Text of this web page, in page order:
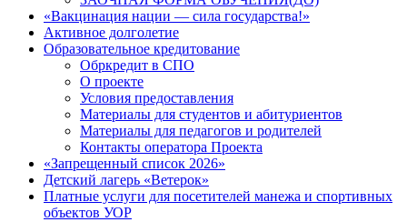
«Вакцинация нации — сила государства!»
Активное долголетие
Образовательное кредитование
Обркредит в СПО
О проекте
Условия предоставления
Материалы для студентов и абитуриентов
Материалы для педагогов и родителей
Контакты оператора Проекта
«Запрещенный список 2026»
Детский лагерь «Ветерок»
Платные услуги для посетителей манежа и спортивных
объектов УОР